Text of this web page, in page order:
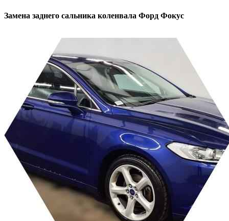
Замена заднего сальника коленвала Форд Фокус